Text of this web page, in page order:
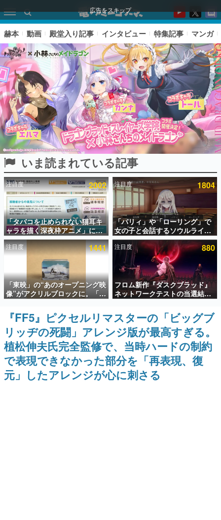
広告をスキップ
ピックアップ
電ファミのいま読まれている記事ランキング
アプリセール情報
インタビュー
連載・特集一覧
殿堂入り記事
SNS拡散数が数千以上！ ページビュー数万以上！ などな
ど。多くの人々に読まれた、電ファミ渾身の“殿堂入り”記
事をまとめました。
ゲームの企画書
名作ゲームクリエイターの方々に製作時のエピソードをお
聞きし、ヒットする企画（ゲーム）とは何か？を探ってい
きます。
赫本
この物語を解いてはいけない。『赫本』は、〈試験問題〉
の形をした短編ホラー小説集です。
赫本 動画 殿堂入り記事 インタビュー 特集記事 マンガ
いま読まれている記事
注目度 2002
「タバコを止められない猫耳キ
ャラを描く深夜枠アニメ」に視
聴者の一部から批判意見。違法
薬物の使用と思しき描写も含め
て、BPOが議論を交わす
注目度 1804
「パリィ」や「ローリング」で
女の子と会話するソウルライク
恋愛ゲーム『小早川さんはソウ
ルライク』無料公開。返事に失
敗すると「YOU DIED」
注目度 1441
「東映」の“あのオープニング映
像”がアクリルブロックに。「東
映ヒストリカル グッズコレクシ
ョン」が8月下旬より発売
注目度 880
フロム新作『ダスクブラッド』
ネットワークテストの当選結果
が8月7日22時に発表。応募サイ
トのマイページから確認可能、
テスト実施は8月21日～24日
『FF5』ピクセルリマスターの「ビッグブ
リッヂの死闘」アレンジ版が最高すぎる。
植松伸夫氏完全監修で、当時ハードの制約
で表現できなかった部分を「再表現、復
元」したアレンジが心に刺さる